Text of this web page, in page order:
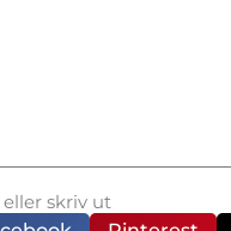
eller skriv ut